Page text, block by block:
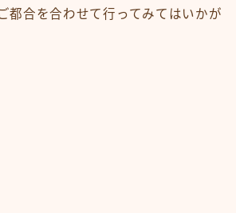
都合を合わせて行ってみてはいかが